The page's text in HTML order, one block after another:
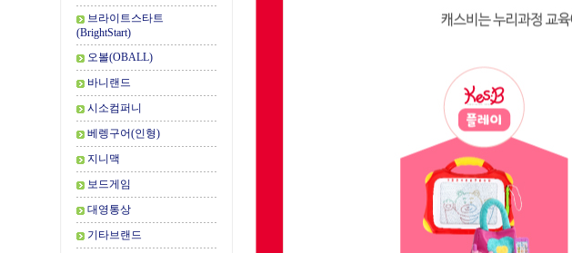
브라이트스타트
(BrightStart)
오볼(OBALL)
바니랜드
시소컴퍼니
베렝구어(인형)
지니맥
보드게임
대영통상
기타브랜드